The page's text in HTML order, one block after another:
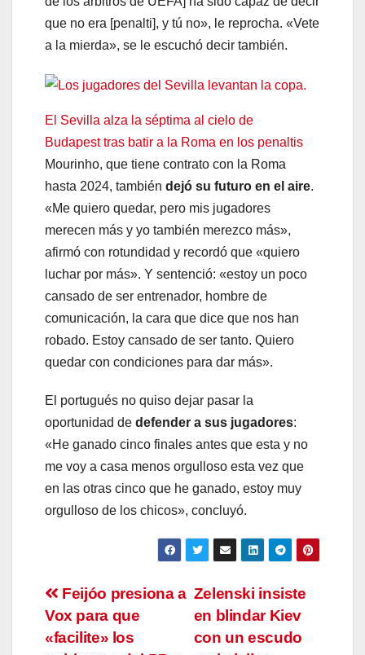
que no era [penalti], y tú no», le reprocha. «Vete
a la mierda», se le escuchó decir también.
El Sevilla alza la séptima al cielo de
Budapest tras batir a la Roma en los penaltis
Mourinho, que tiene contrato con la Roma
hasta 2024, también dejó su futuro en el aire.
«Me quiero quedar, pero mis jugadores
merecen más y yo también merezco más»,
afirmó con rotundidad y recordó que «quiero
luchar por más». Y sentenció: «estoy un poco
cansado de ser entrenador, hombre de
comunicación, la cara que dice que nos han
robado. Estoy cansado de ser tanto. Quiero
quedar con condiciones para dar más».
El portugués no quiso dejar pasar la
oportunidad de defender a sus jugadores:
«He ganado cinco finales antes que esta y no
me voy a casa menos orgulloso esta vez que
en las otras cinco que he ganado, estoy muy
orgulloso de los chicos», concluyó.
Navegación
de
Zelenski insiste
en blindar Kiev
con un escudo
Feijóo presiona a
Vox para que
«facilite» los